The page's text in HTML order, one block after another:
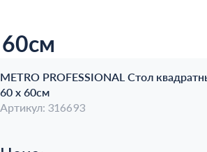
METRO PROFESSIONAL Стол
60 x 60см
Артикул: 316693